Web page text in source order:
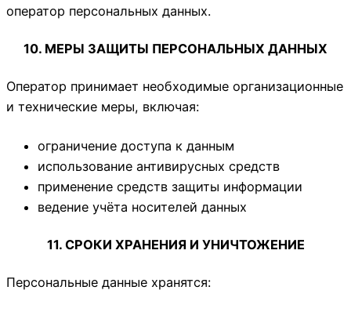
оператор персональных данных.
10. МЕРЫ ЗАЩИТЫ ПЕРСОНАЛЬНЫХ ДАННЫХ
Оператор принимает необходимые организационные
и технические меры, включая:
ограничение доступа к данным
использование антивирусных средств
применение средств защиты информации
ведение учёта носителей данных
11. СРОКИ ХРАНЕНИЯ И УНИЧТОЖЕНИЕ
Персональные данные хранятся: